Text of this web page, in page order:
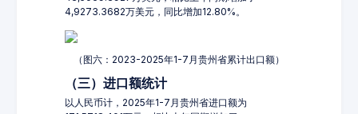
4,9273.3682万美元，同比增加12.80%。
（图六：2023-2025年1-7月贵州省累计出口额）
（三）进口额统计
以人民币计，2025年1-7月贵州省进口额为